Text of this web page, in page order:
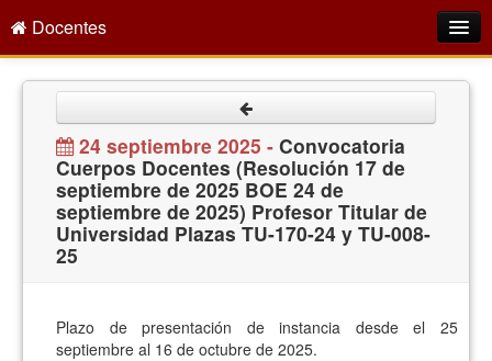
Docentes
Empleo Público
Gestión PDI
Formación y Evaluación
Seprus
Directorio
24 septiembre 2025 - Convocatoria
Cuerpos Docentes (Resolución 17 de
septiembre de 2025 BOE 24 de
septiembre de 2025) Profesor Titular de
Universidad Plazas TU-170-24 y TU-008-
25
Plazo de presentación de instancia desde el 25
septiembre al 16 de octubre de 2025.